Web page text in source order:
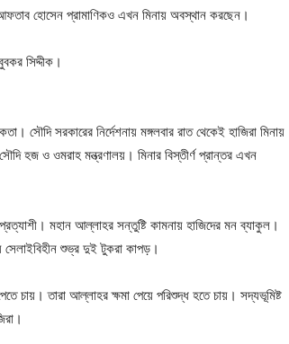
হোসেন প্রামাণিকও এখন মিনায় অবস্থান করছেন।
সিদ্দীক।
সরকারের নির্দেশনায় মঙ্গলবার রাত থেকেই হাজিরা মিনায়
হজ ও ওমরাহ মন্ত্রণালয়। মিনার বিস্তীর্ণ প্রান্তর এখন
মহান আল্লাহর সন্তুষ্টি কামনায় হাজিদের মন ব্যাকুল।
সেলাইবিহীন শুভ্র দুই টুকরা কাপড়।
তারা আল্লাহর ক্ষমা পেয়ে পরিশুদ্ধ হতে চায়। সদ্যভূমিষ্ট